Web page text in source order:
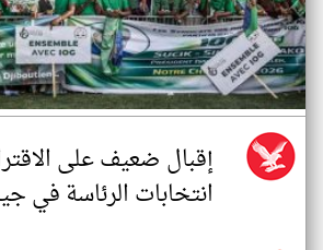
إقبال ضعيف على
انتخابات الرئاسة في